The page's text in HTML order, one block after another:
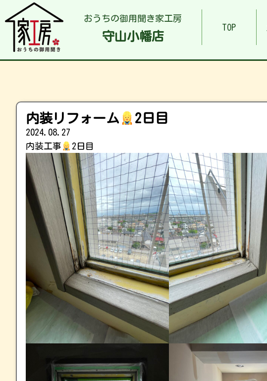
おうちの御用聞き家工房
守山小幡店
TOP
内装リフォーム 2日目
2024.08.27
内装工事
2日目